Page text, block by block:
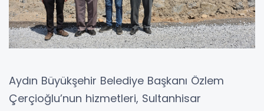
Aydın Büyükşehir Belediye Başkanı Özlem
Çerçioğlu’nun hizmetleri, Sultanhisar